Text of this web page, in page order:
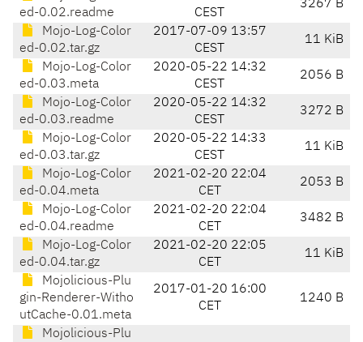
ed-0.02.readme
CEST
3267 B
Mojo-Log-Color
ed-0.02.tar.gz
2017-07-09 13:57
CEST
11 KiB
Mojo-Log-Color
ed-0.03.meta
2020-05-22 14:32
CEST
2056 B
Mojo-Log-Color
ed-0.03.readme
2020-05-22 14:32
CEST
3272 B
Mojo-Log-Color
ed-0.03.tar.gz
2020-05-22 14:33
CEST
11 KiB
Mojo-Log-Color
ed-0.04.meta
2021-02-20 22:04
CET
2053 B
Mojo-Log-Color
ed-0.04.readme
2021-02-20 22:04
CET
3482 B
Mojo-Log-Color
ed-0.04.tar.gz
2021-02-20 22:05
CET
11 KiB
Mojolicious-Plu
gin-Renderer-Witho
utCache-0.01.meta
2017-01-20 16:00
CET
1240 B
Mojolicious-Plu